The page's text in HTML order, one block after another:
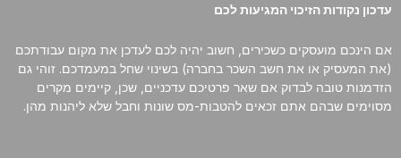
עדכון נקודות הזיכוי המגיעות לכם
אם הינכם מועסקים כשכירים, חשוב יהיה לכם לעדכן את מקום עבודתכם
(את המעסיק או את חשב השכר בחברה) בשינוי שחל במעמדכם. זוהי גם
הזדמנות טובה לבדוק אם שאר פרטיכם עדכניים, שכן, קיימים מקרים
מסוימים שבהם אתם זכאים להטבות-מס שונות וחבל שלא ליהנות מהן.